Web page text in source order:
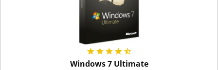
Windows 7 Ultimate